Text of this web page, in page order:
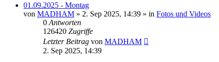
01.09.2025 - Montag
von MADHAM » 2. Sep 2025, 14:39 » in Fotos und Videos
0 Antworten
126420 Zugriffe
Letzter Beitrag von MADHAM
2. Sep 2025, 14:39